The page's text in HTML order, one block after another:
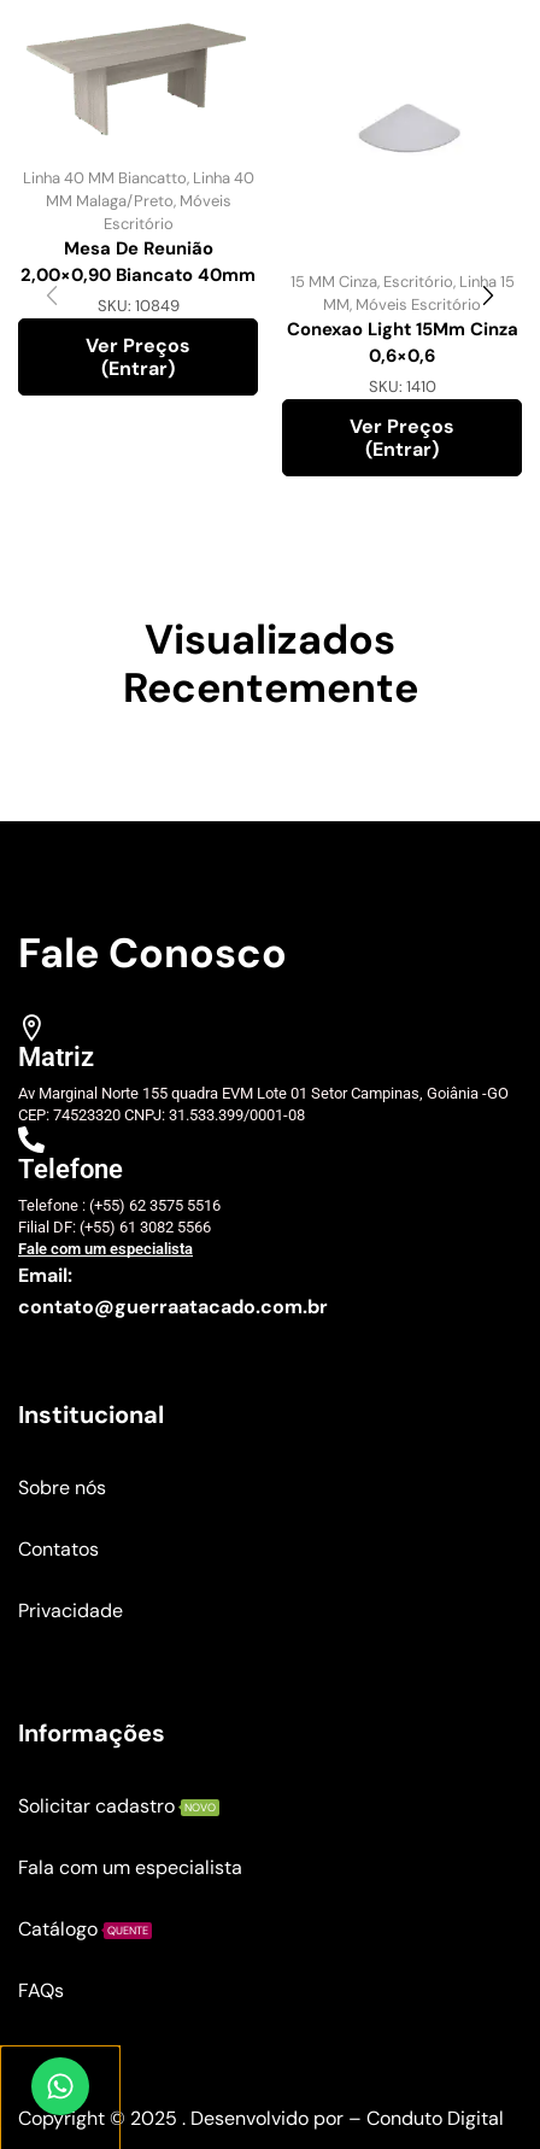
Linha 40 MM Biancatto, Linha 40
MM Malaga/Preto, Móveis
Escritório
Mesa De Reunião
2,00×0,90 Biancato 40mm
SKU: 10849
Ver Preços
(entrar)
15 MM Cinza, Escritório, Linha 15
MM, Móveis Escritório
Conexao Light 15Mm Cinza
0,6×0,6
SKU: 1410
Ver Preços
(entrar)
Visualizados
Recentemente
Fale Conosco
Matriz
Av Marginal Norte 155 quadra EVM Lote 01 Setor Campinas, Goiânia -GO
CEP: 74523320 CNPJ: 31.533.399/0001-08
Telefone
Telefone : (+55) 62 3575 5516
Filial DF: (+55) 61 3082 5566
Fale com um especialista
Email:
contato@guerraatacado.com.br
Institucional
Sobre nós
Contatos
Privacidade
Informações
Solicitar cadastro NOVO
Fala com um especialista
Catálogo QUENTE
FAQs
Copyright © 2025 . Desenvolvido por – Conduto Digital